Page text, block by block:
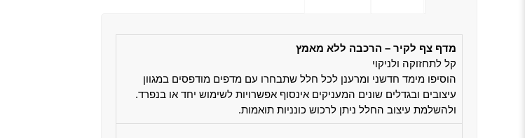
מדף צף לקיר – הרכבה ללא מאמץ
קל לתחזוקה ולניקוי
הוסיפו מימד חדשני ומרענן לכל חלל שתבחרו עם מדפים מודפסים במגוון
עיצובים ובגדלים שונים המעניקים אינסוף אפשרויות לשימוש יחד או בנפרד.
ולהשלמת עיצוב החלל ניתן לרכוש כונניות תואמות.